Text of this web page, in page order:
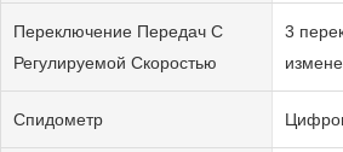
Переключение Передач С
Регулируемой Скоростью
3
Спидометр